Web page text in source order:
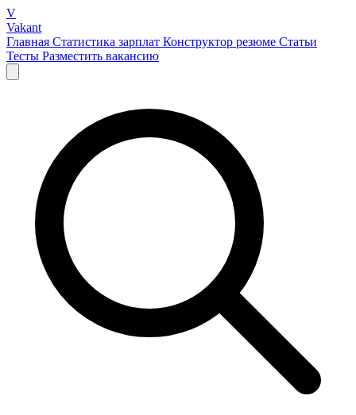
V
Vakant
Главная Статистика зарплат Конструктор резюме Статьи
Тесты Разместить вакансию